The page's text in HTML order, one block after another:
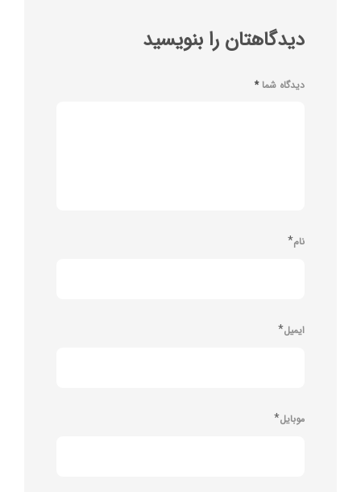
دیدگاهتان را بنویسید
دیدگاه شما*
نام*
ایمیل*
موبایل*